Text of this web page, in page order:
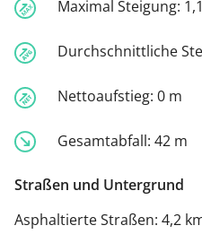
Maximal Steigung:
Durchschnittliche
Nettoaufstieg: 0 m
Gesamtabfall: 42 m
Straßen und Untergrund
Asphaltierte Straßen: 4,2